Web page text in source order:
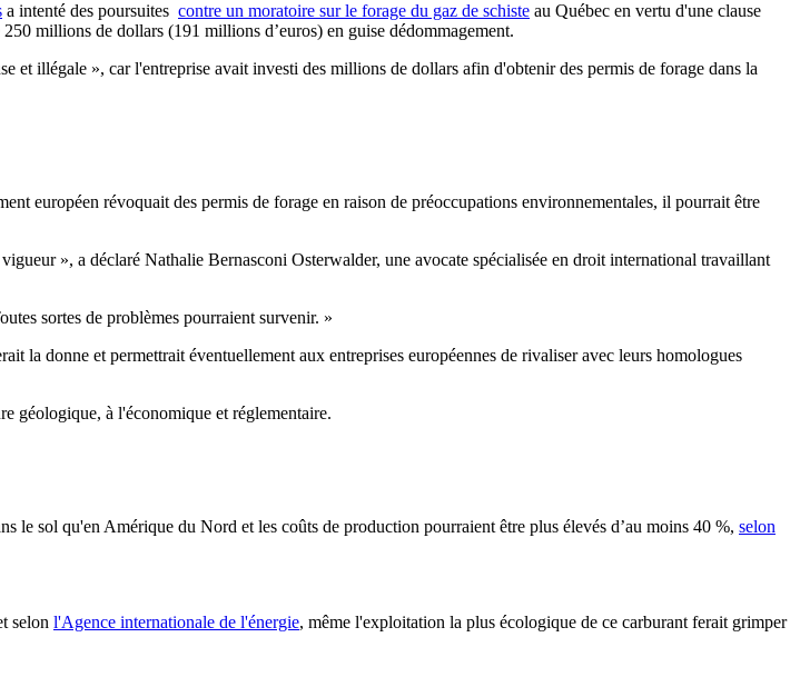
a intenté des poursuites contre un moratoire sur le forage du gaz de schiste au Québec en vertu d'une clause
millions de dollars (191 millions d’euros) en guise dédommagement.
illégale », car l'entreprise avait investi des millions de dollars afin d'obtenir des permis de forage dans la
européen révoquait des permis de forage en raison de préoccupations environnementales, il pourrait être
», a déclaré Nathalie Bernasconi Osterwalder, une avocate spécialisée en droit international travaillant
sortes de problèmes pourraient survenir. »
la donne et permettrait éventuellement aux entreprises européennes de rivaliser avec leurs homologues
géologique, à l'économique et réglementaire.
le sol qu'en Amérique du Nord et les coûts de production pourraient être plus élevés d’au moins 40 %, selon
selon l'Agence internationale de l'énergie, même l'exploitation la plus écologique de ce carburant ferait grimper